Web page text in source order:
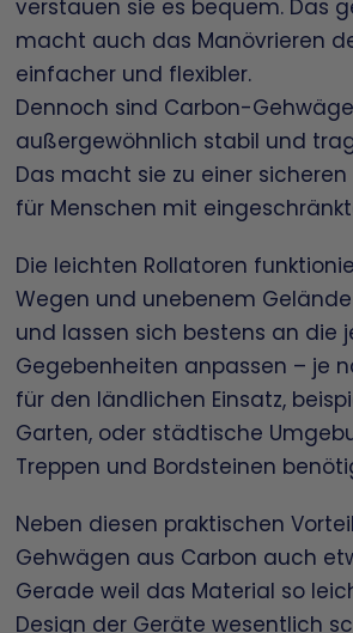
verstauen sie es bequem. Das
macht auch das Manövrieren
einfacher und flexibler.
Dennoch sind Carbon-
außergewöhnlich stabil und
Das macht sie zu einer
für Menschen mit
Die leichten Rollatoren
Wegen und unebenem
und lassen sich bestens an die
Gegebenheiten anpassen – je
für den ländlichen Einsatz,
Garten, oder städtische
Treppen und Bordsteinen
Neben diesen praktischen
Gehwägen aus Carbon auch
Gerade weil das Material so
Design der Geräte wesentlich